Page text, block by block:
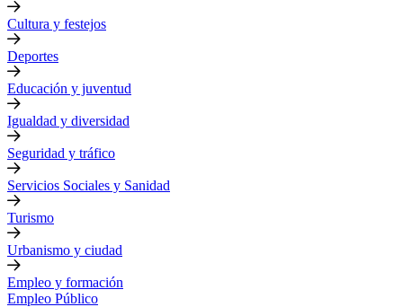
Cultura y festejos
Deportes
Educación y juventud
Igualdad y diversidad
Seguridad y tráfico
Servicios Sociales y Sanidad
Turismo
Urbanismo y ciudad
Empleo y formación
Empleo Público